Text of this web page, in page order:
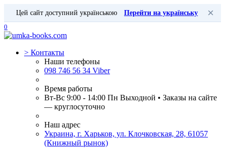
Цей сайт доступний українською Перейти на українську ×
0
> Контакты
Наши телефоны
098 746 56 34 Viber
Время работы
Вт-Вс 9:00 - 14:00 Пн Выходной • Заказы на сайте
— круглосуточно
Наш адрес
Украина, г. Харьков, ул. Клочковская, 28, 61057
(Книжный рынок)